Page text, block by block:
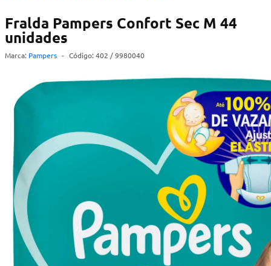
Fralda Pampers Confort Sec M 44
unidades
Marca: Pampers - Código: 402 / 9980040